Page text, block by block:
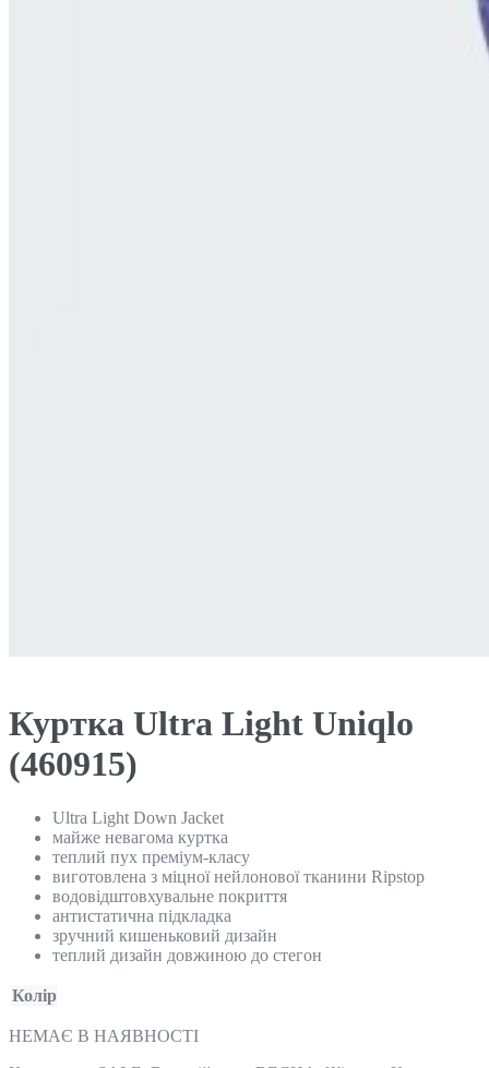
Куртка Ultra Light Uniqlo
(460915)
Ultra Light Down Jacket
майже невагома куртка
теплий пух преміум-класу
виготовлена з міцної нейлонової тканини Ripstop
водовідштовхувальне покриття
антистатична підкладка
зручний кишеньковий дизайн
теплий дизайн довжиною до стегон
Колір
НЕМАЄ В НАЯВНОСТІ